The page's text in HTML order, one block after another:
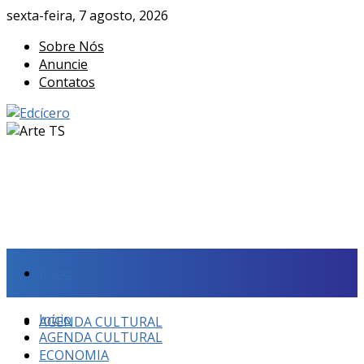
sexta-feira, 7 agosto, 2026
Sobre Nós
Anuncie
Contatos
AGENDA CULTURAL
Início
AGENDA CULTURAL
ECONOMIA